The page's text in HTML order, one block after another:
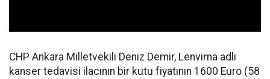
CHP Ankara Milletvekili Deniz Demir, Lenvima adlı
kanser tedavisi ilacının bir kutu fiyatının 1600 Euro (58